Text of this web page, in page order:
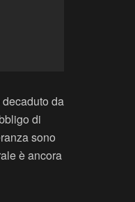
da
di
sono
è ancora